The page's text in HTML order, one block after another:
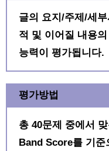
글의 요지/주제/세
적 및 이어질 내용
능력이 평가됩니다.
평가방법
총 40문제 중에서
Band Score를 기